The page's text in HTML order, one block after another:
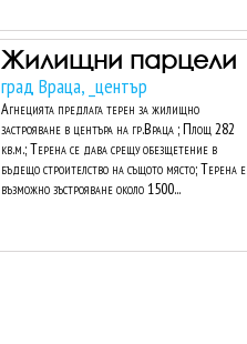
Жилищни парцели
град Враца, _център
Агнецията предлага терен за жилищно
застрояване в центъра на гр.Враца ; Площ 282
кв.м.; Терена се дава срещу обезщетение в
бъдещо строителство на същото място; Терена е
възможно зъстрояване около 1500...